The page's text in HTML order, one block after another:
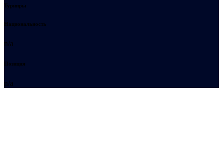
Турниры
Национальность
n/a
Позиция
n/a